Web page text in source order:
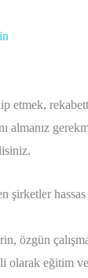
almanız
şirketler
özgün
eğitim ve